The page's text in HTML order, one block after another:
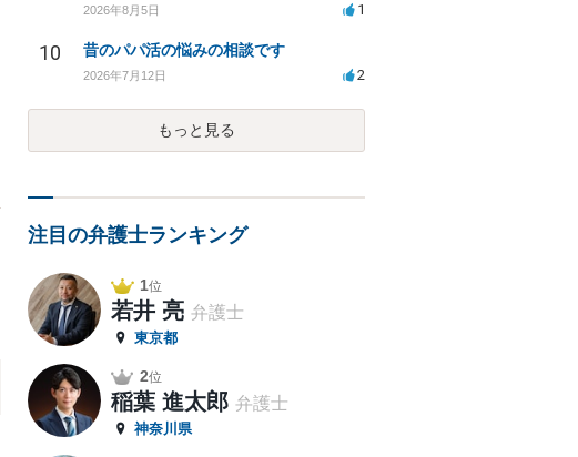
2026年8月5日 1
10 昔のパパ活の悩みの相談です
2026年7月12日 2
もっと見る
注目の弁護士ランキング
1位
若井 亮 弁護士
東京都
2位
稲葉 進太郎 弁護士
神奈川県